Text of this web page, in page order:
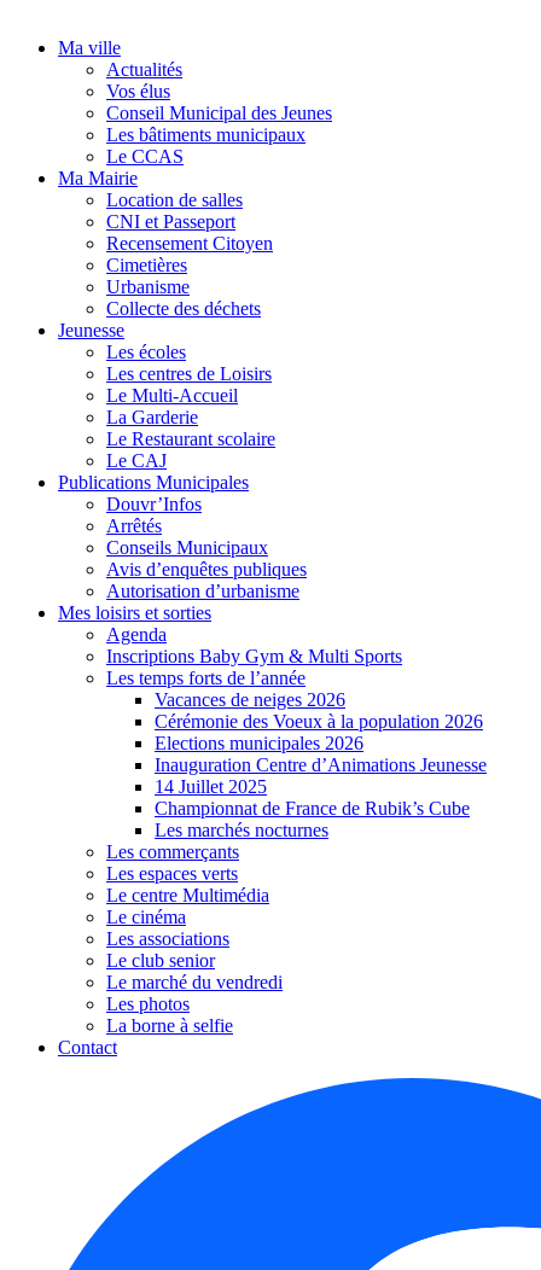
Ma ville
Actualités
Vos élus
Conseil Municipal des Jeunes
Les bâtiments municipaux
Le CCAS
Ma Mairie
Location de salles
CNI et Passeport
Recensement Citoyen
Cimetières
Urbanisme
Collecte des déchets
Jeunesse
Les écoles
Les centres de Loisirs
Le Multi-Accueil
La Garderie
Le Restaurant scolaire
Le CAJ
Publications Municipales
Douvr’Infos
Arrêtés
Conseils Municipaux
Avis d’enquêtes publiques
Autorisation d’urbanisme
Mes loisirs et sorties
Agenda
Inscriptions Baby Gym & Multi Sports
Les temps forts de l’année
Vacances de neiges 2026
Cérémonie des Voeux à la population 2026
Elections municipales 2026
Inauguration Centre d’Animations Jeunesse
14 Juillet 2025
Championnat de France de Rubik’s Cube
Les marchés nocturnes
Les commerçants
Les espaces verts
Le centre Multimédia
Le cinéma
Les associations
Le club senior
Le marché du vendredi
Les photos
La borne à selfie
Contact